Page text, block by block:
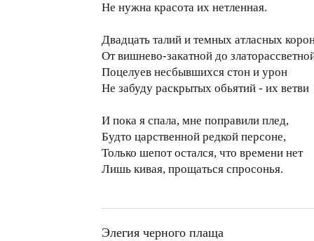
Не нужна красота их нетленная.
Двадцать талий и темных атласных
От вишнево-закатной до
Поцелуев несбывшихся стон и урон
Не забуду раскрытых обьятий - их ветви
И пока я спала, мне поправили плед,
Будто царственной редкой персоне,
Только шепот остался, что времени нет
Лишь кивая, прощаться спросонья.
Элегия черного плаща